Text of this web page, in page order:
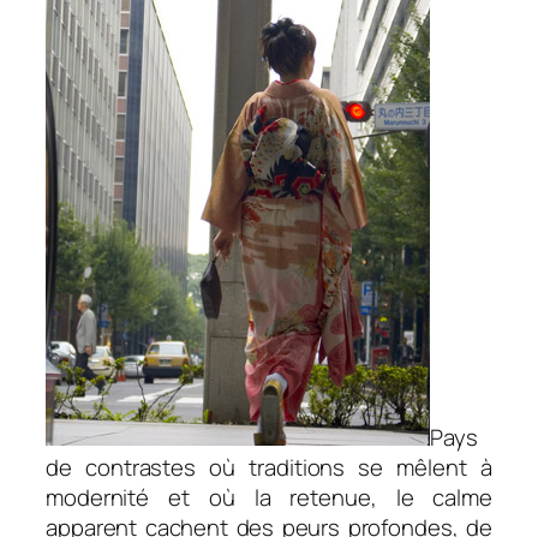
Pays
de contrastes où traditions se mêlent à
modernité et où la retenue, le calme
apparent cachent des peurs profondes, de